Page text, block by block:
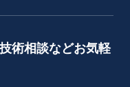
術相談などお気軽